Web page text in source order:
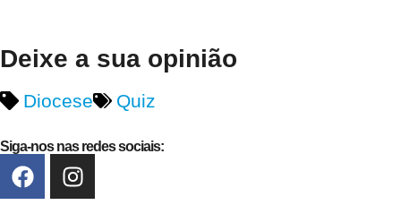
Deixe a sua opinião
Diocese Quiz
Siga-nos nas redes sociais: